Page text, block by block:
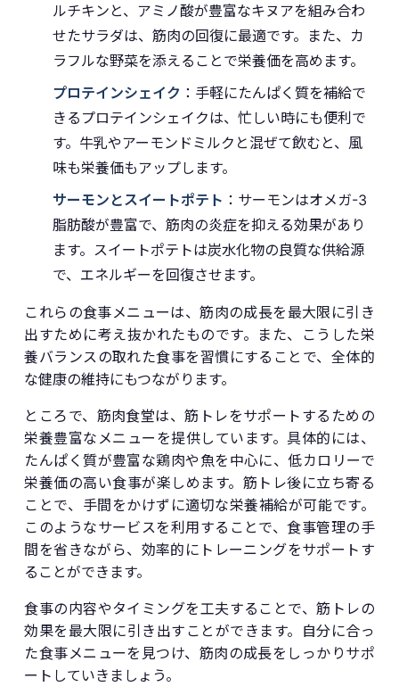
ルチキンと、アミノ酸が豊富なキヌアを組み合わ
せたサラダは、筋肉の回復に最適です。また、カ
ラフルな野菜を添えることで栄養価を高めます。
プロテインシェイク ：手軽にたんぱく質を補給で
きるプロテインシェイクは、忙しい時にも便利で
す。牛乳やアーモンドミルクと混ぜて飲むと、風
味も栄養価もアップします。
サーモンとスイートポテト ：サーモンはオメガ-3
脂肪酸が豊富で、筋肉の炎症を抑える効果があり
ます。スイートポテトは炭水化物の良質な供給源
で、エネルギーを回復させます。
これらの食事メニューは、筋肉の成長を最大限に引き
出すために考え抜かれたものです。また、こうした栄
養バランスの取れた食事を習慣にすることで、全体的
な健康の維持にもつながります。
ところで、筋肉食堂は、筋トレをサポートするための
栄養豊富なメニューを提供しています。具体的には、
たんぱく質が豊富な鶏肉や魚を中心に、低カロリーで
栄養価の高い食事が楽しめます。筋トレ後に立ち寄る
ことで、手間をかけずに適切な栄養補給が可能です。
このようなサービスを利用することで、食事管理の手
間を省きながら、効率的にトレーニングをサポートす
ることができます。
食事の内容やタイミングを工夫することで、筋トレの
効果を最大限に引き出すことができます。自分に合っ
た食事メニューを見つけ、筋肉の成長をしっかりサポ
ートしていきましょう。